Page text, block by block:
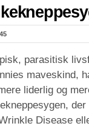
parasitisk
maveskind,
liderlig og
der
Disease